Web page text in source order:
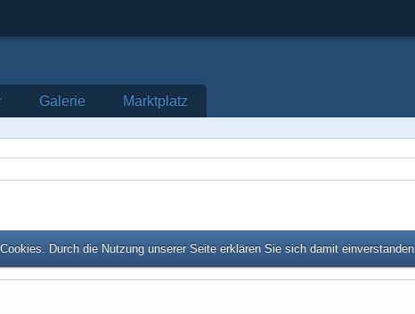
Galerie Marktplatz
Durch die Nutzung unserer Seite erklären Sie sich damit